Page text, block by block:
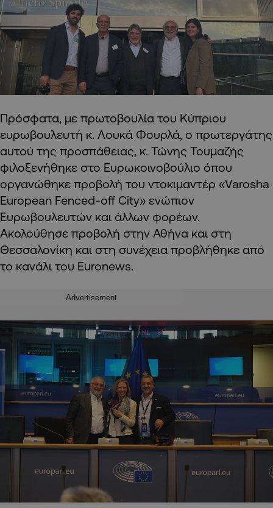
Πρόσφατα, με πρωτοβουλία του Κύπριου
ευρωβουλευτή κ. Λουκά Φουρλά, ο πρωτεργάτης
αυτού της προσπάθειας, κ. Τώνης Τουμαζής
φιλοξενήθηκε στο Ευρωκοινοβούλιο όπου
οργανώθηκε προβολή του ντοκιμαντέρ «Varosha
European Fenced-off City» ενώπιον
Ευρωβουλευτών και άλλων φορέων.
Ακολούθησε προβολή στην Αθήνα και στη
Θεσσαλονίκη και στη συνέχεια προβλήθηκε από
το κανάλι του Euronews.
Advertisement